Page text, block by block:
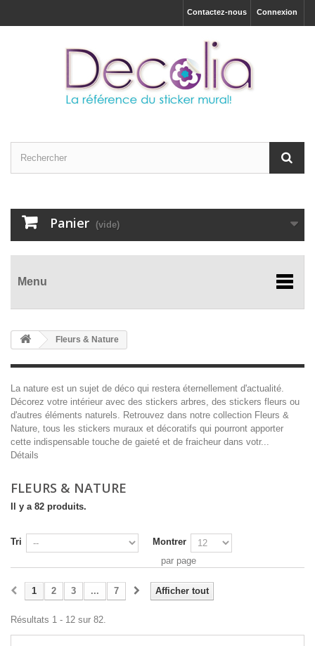
Connexion
Contactez-nous
Panier (vide)
Menu
Fleurs & Nature
La nature est un sujet de déco qui restera éternellement d'actualité.
Décorez votre intérieur avec des stickers arbres, des stickers fleurs ou
d'autres éléments naturels. Retrouvez dans notre collection Fleurs &
Nature, tous les stickers muraux et décoratifs qui pourront apporter
cette indispensable touche de gaieté et de fraicheur dans votr...
Détails
FLEURS & NATURE
Il y a 82 produits.
Tri
Montrer
par page
Afficher tout
1 2 3 ... 7
Résultats 1 - 12 sur 82.